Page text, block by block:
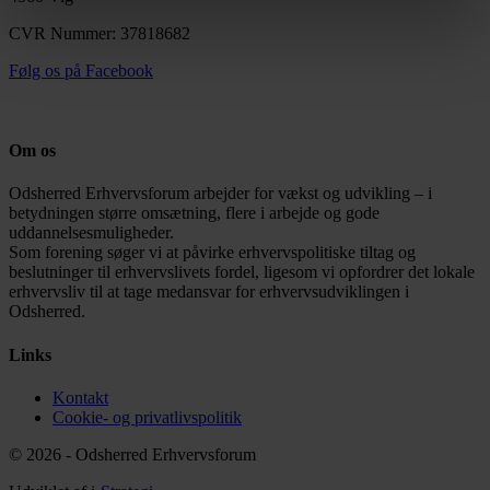
CVR Nummer: 37818682
Følg os på Facebook
Om os
Odsherred Erhvervsforum arbejder for vækst og udvikling – i
betydningen større omsætning, flere i arbejde og gode
uddannelsesmuligheder.
Som forening søger vi at påvirke erhvervspolitiske tiltag og
beslutninger til erhvervslivets fordel, ligesom vi opfordrer det lokale
erhvervsliv til at tage medansvar for erhvervsudviklingen i
Odsherred.
Links
Kontakt
Cookie- og privatlivspolitik
© 2026 - Odsherred Erhvervsforum